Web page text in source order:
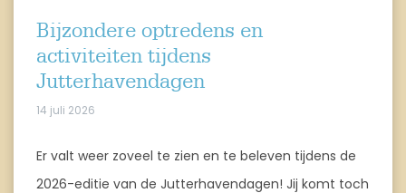
Bijzondere optredens en
activiteiten tijdens
Jutterhavendagen
14 juli 2026
Er valt weer zoveel te zien en te beleven tijdens de
2026-editie van de Jutterhavendagen! Jij komt toch